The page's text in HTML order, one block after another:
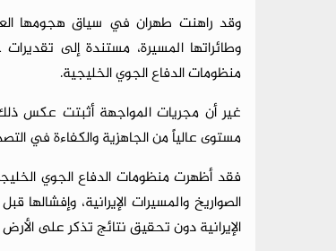
وقد راهنت طهران في سياق هجومها
وطائراتها المسيرة، مستندة إلى
منظومات الدفاع الجوي الخليجية.
غير أن مجريات المواجهة أثبتت عكس
مستوى عالياً من الجاهزية والكفاءة في
فقد أظهرت منظومات الدفاع الجوي
الصواريخ والمسيرات الإيرانية، وإفشالها
الإيرانية دون تحقيق نتائج تذكر على